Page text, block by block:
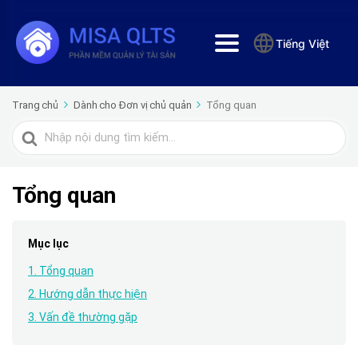
Tiếng Việt
Trang chủ Dành cho Đơn vị chủ quản Tổng quan
Tìm
kiếm
Tổng quan
Mục lục
1. Tổng quan
2. Hướng dẫn thực hiện
3. Vấn đề thường gặp